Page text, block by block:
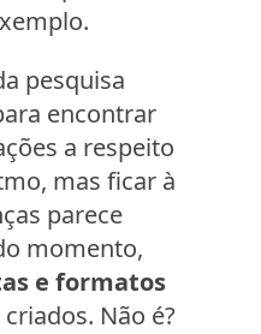
pesquisa
encontrar
a respeito
mas ficar à
parece
momento,
e formatos
criados. Não é?